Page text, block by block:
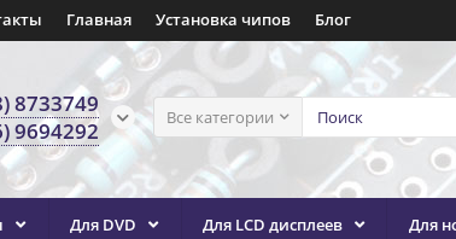
Главная Установка чипов Блог
Все категории
8733749
9694292
Для DVD Для LCD дисплеев Для